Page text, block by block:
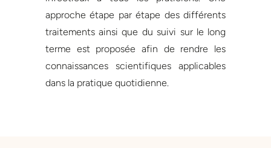
approche étape par étape des différents
traitements ainsi que du suivi sur le long
terme est proposée afin de rendre les
connaissances scientifiques applicables
dans la pratique quotidienne.